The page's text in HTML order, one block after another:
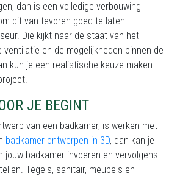
dan is een volledige verbouwing
dit van tevoren goed te laten
Die kijkt naar de staat van het
ventilatie en de mogelijkheden binnen de
kun je een realistische keuze maken
JE BEGINT
van een badkamer, is werken met
badkamer ontwerpen in 3D, dan kan je
jouw badkamer invoeren en vervolgens
Tegels, sanitair, meubels en